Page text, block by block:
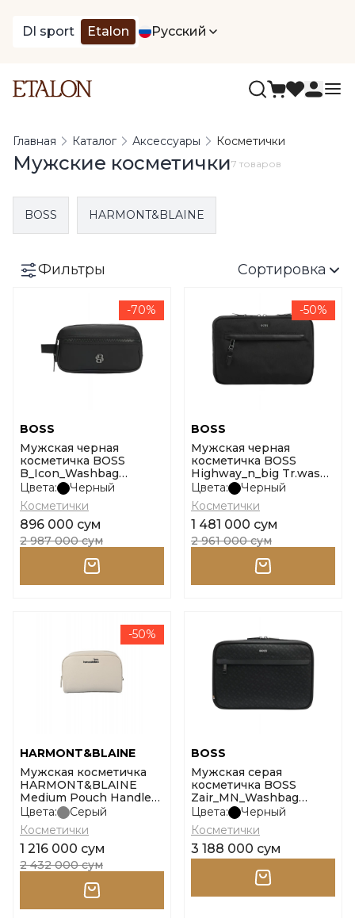
DI sport Etalon Русский
Главная Каталог Аксессуары Косметички
Мужские косметички7 товаров
BOSS HARMONT&BLAINE
Фильтры Сортировка
-70%
BOSS
Мужская черная
косметичка BOSS
B_Icon_Washbag
размер onesi
Цвета:
Черный
Косметички
896 000 сум
2 987 000 сум
-50%
BOSS
Мужская черная
косметичка BOSS
Highway_n_big Tr.was
размер onesi
Цвета:
Черный
Косметички
1 481 000 сум
2 961 000 сум
-50%
HARMONT&BLAINE
Мужская косметичка
HARMONT&BLAINE
Medium Pouch Handle
Grained Solid размер
one size
Цвета:
Серый
Косметички
1 216 000 сум
2 432 000 сум
BOSS
Мужская серая
косметичка BOSS
Zair_MN_Washbag
размер onesi
Цвета:
Черный
Косметички
3 188 000 сум